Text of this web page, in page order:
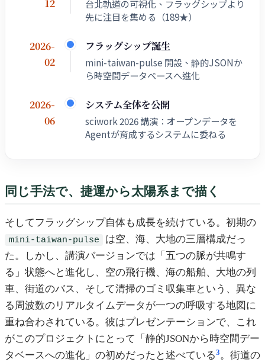
12
台北軌道の可視化、フラッグシップより
先に注目を集める（189★）
2026-
02
フラッグシップ誕生
mini-taiwan-pulse 開設、静的JSONか
ら時空間データベースへ進化
2026-
06
システム全体を公開
sciwork 2026 講演：オープンデータを
Agentが育成するシステムに委ねる
同じ手法で、捷運から太陽系まで描く
そしてフラッグシップ自体も成長を続けている。初期の
mini-taiwan-pulse
は空、海、大地の三層構成だっ
た。しかし、講演バージョンでは「五つの脈が共鳴す
る」状態へと進化し、空の飛行機、海の船舶、大地の列
車、街道のバス、そして清掃のゴミ収集車という、異な
る周波数のリアルタイムデータが一つの呼吸する地図に
重ね合わされている。彼はプレゼンテーションで、これ
がこのプロジェクトにとって「静的JSONから時空間デー
タベースへの進化」の初めだったと述べている3。街道の